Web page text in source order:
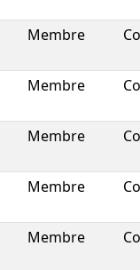
Membre
Membre
Membre
Membre
Membre